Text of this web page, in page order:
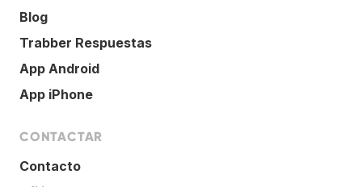
Blog
Trabber Respuestas
App Android
App iPhone
CONTACTAR
Contacto